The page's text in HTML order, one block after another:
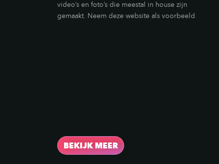
video’s en foto’s die meestal in house zijn
gemaakt. Neem deze website als voorbeeld
BEKIJK MEER